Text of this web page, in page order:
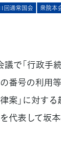
回通常国会 衆院本
で「行政手
番号の利用
案」に対す
代表して坂